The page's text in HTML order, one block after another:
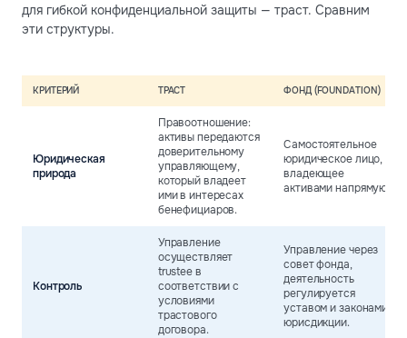
для гибкой конфиденциальной защиты — траст. Сравним
эти структуры.
КРИТЕРИЙ ТРАСТ ФОНД (FOUNDATION)
Юридическая
природа
Правоотношение:
активы передаются
доверительному
управляющему,
который владеет
ими в интересах
бенефициаров.
Самостоятельное
юридическое лицо,
владеющее
активами напрямую.
Контроль
Управление
осуществляет
trustee в
соответствии с
условиями
трастового
договора.
Управление через
совет фонда,
деятельность
регулируется
уставом и законами
юрисдикции.